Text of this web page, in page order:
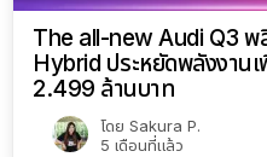
The all-new Audi Q3
Hybrid ประหยัดพลังงาน
2.499 ล้านบาท
โดย Sakura P.
5 เดือนที่แล้ว